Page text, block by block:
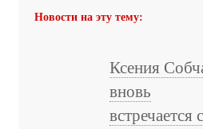
Новости на эту тему:
Ксения
вновь
встречается с